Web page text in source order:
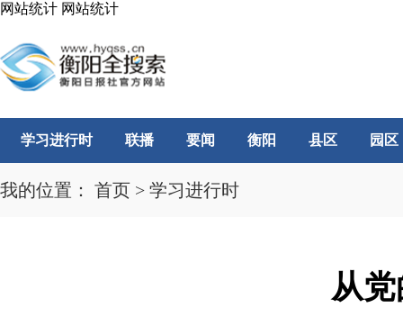
网站统计 网站统计
学习进行时 联播 要闻 衡阳 县区 园区
我的位置： 首页 > 学习进行时
从